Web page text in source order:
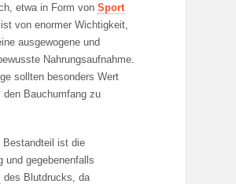
etwa in Form von Sport
von enormer Wichtigkeit,
ausgewogene und
Nahrungsaufnahme.
sollten besonders Wert
den Bauchumfang zu
Bestandteil ist die
und gegebenenfalls
des Blutdrucks, da